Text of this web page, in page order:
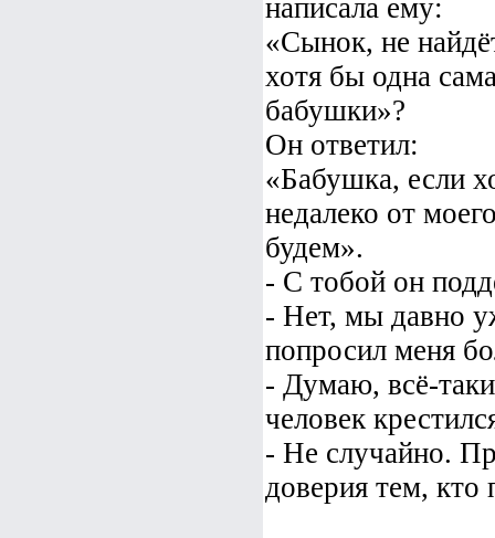
написала ему:
«Сынок, не
хотя бы одна
бабушки»?
Он ответил:
«Бабушка, если
недалеко от
будем».
- С тобой он
- Нет, мы давно
попросил меня
- Думаю, всё-
человек
- Не случайно.
доверия тем,